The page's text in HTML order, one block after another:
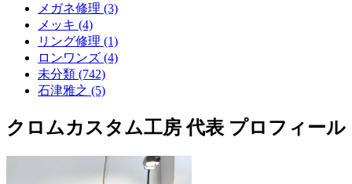
メガネ修理 (3)
メッキ (4)
リング修理 (1)
ロンワンズ (4)
未分類 (742)
石津雅之 (5)
クロムカスタム工房 代表 プロフィール